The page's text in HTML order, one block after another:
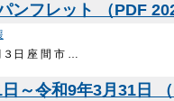
ンフレット （PDF
日 座 間 市 …
～令和9年3月31日